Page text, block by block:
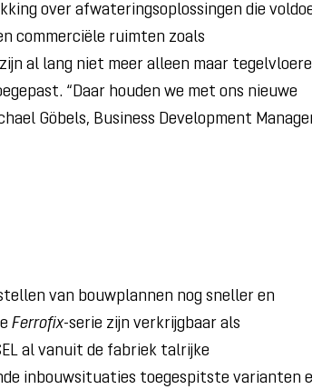
over afwateringsoplossingen die
commerciële ruimten zoals
al lang niet meer alleen maar
“Daar houden we met ons nieuwe
Göbels, Business Development
van bouwplannen nog sneller en
Ferrofix-serie zijn verkrijgbaar als
al vanuit de fabriek talrijke
inbouwsituaties toegespitste varianten